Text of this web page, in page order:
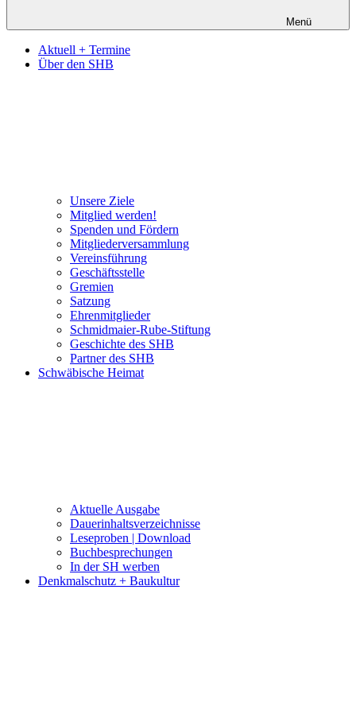
Menü
Aktuell + Termine
Über den SHB
Unsere Ziele
Mitglied werden!
Spenden und Fördern
Mitgliederversammlung
Vereinsführung
Geschäftsstelle
Gremien
Satzung
Ehrenmitglieder
Schmidmaier-Rube-Stiftung
Geschichte des SHB
Partner des SHB
Schwäbische Heimat
Aktuelle Ausgabe
Dauerinhaltsverzeichnisse
Leseproben | Download
Buchbesprechungen
In der SH werben
Denkmalschutz + Baukultur